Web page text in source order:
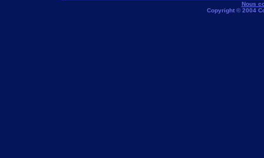
Nous
Copyright © 2004